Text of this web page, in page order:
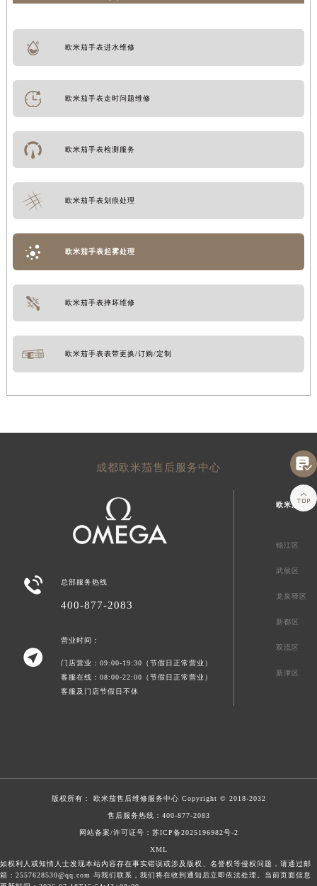
欧米茄手表进水维修
欧米茄手表走时问题维修
欧米茄手表检测服务
欧米茄手表划痕处理
欧米茄手表起雾处理
欧米茄手表摔坏维修
欧米茄手表表带更换/订购/定制
成都欧米茄售后服务中心
 总部服务热线
400-877-2083

营业时间：
门店营业：09:00-19:30（节假日正常营业）
客服在线：08:00-22:00（节假日正常营业）
客服及门店节假日不休
欧米茄成都
锦江区
武侯区
龙泉驿区
新都区
双流区
新津区
版权所有： 欧米茄售后维修服务中心 Copyright © 2018-2032
售后服务热线： 400-877-2083
网站备案/许可证号：苏ICP备2025196982号-2
XML
如权利人或知情人士发现本站内容存在事实错误或涉及版权、名誉权等侵权问题，请通过邮
箱：2557628530@qq.com 与我们联系，我们将在收到通知后立即依法处理。当前页面信息

